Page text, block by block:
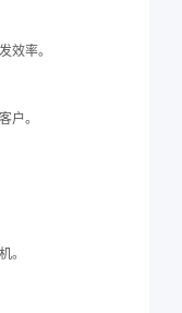
效率。
户。
。